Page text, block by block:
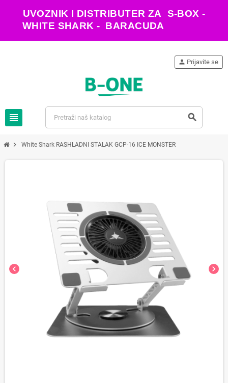
UVOZNIK I DISTRIBUTER ZA S-BOX -
WHITE SHARK - BARACUDA
view_headline search
person Prijavite se
chevron_right White Shark RASHLADNI STALAK GCP-16 ICE MONSTER
chevron_left chevron_right